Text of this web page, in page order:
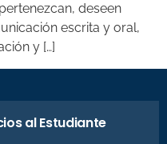
deseen
escrita y oral,
y […]